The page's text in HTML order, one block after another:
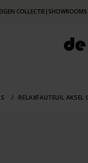
COLLECTIE|
/ RELAXFAUTEUIL AKSEL